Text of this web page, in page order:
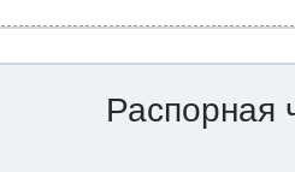
Распорная